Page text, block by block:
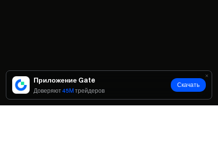
Приложение Gate
Доверяют45M трейдеров
Скачать